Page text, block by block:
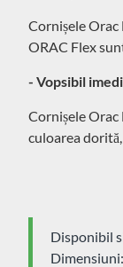
Cornișele
ORAC Flex
- Vopsibil
Cornișele Orac
culoarea
Disponibil